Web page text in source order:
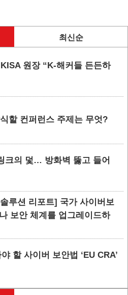
최신순
원장 “K-해커들 든든하
할 컨퍼런스 주제는 무엇?
크의 덫… 방화벽 뚫고 들어
루션 리포트] 국가 사이버보
보안 체계를 업그레이드하
할 사이버 보안법 ‘EU CRA’